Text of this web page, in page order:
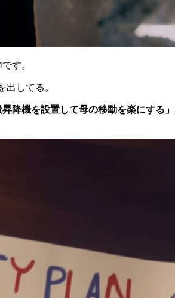
す。
出してる。
降機を設置して母の移動を楽にする」